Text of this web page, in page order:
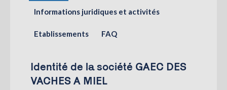
S'abonner
Informations juridiques et activités
Etablissements FAQ
Identité de la société GAEC DES
VACHES A MIEL